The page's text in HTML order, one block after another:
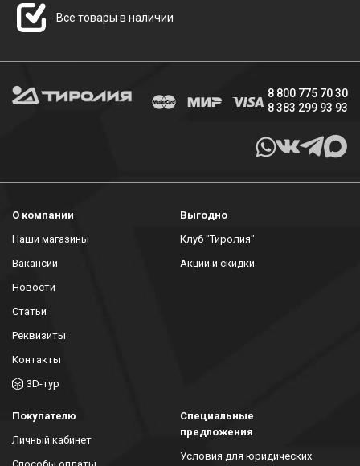
Все товары в наличии
8 800 775 70 30
8 383 299 93 93
О компании
Наши магазины
Вакансии
Новости
Статьи
Реквизиты
Контакты
3D-тур
Выгодно
Клуб "Тиролия"
Акции и скидки
Покупателю
Личный кабинет
Специальные
предложения
Условия для юридических